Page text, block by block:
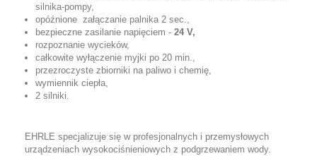
silnika-pompy,
opóźnione załączanie palnika 2 sec.,
bezpieczne zasilanie napięciem - 24 V,
rozpoznanie wycieków,
całkowite wyłączenie myjki po 20 min.,
przezroczyste zbiorniki na paliwo i chemię,
wymiennik ciepła,
2 silniki.
EHRLE specjalizuje się w profesjonalnych i przemysłowych
urządzeniach wysokociśnieniowych z podgrzewaniem wody.